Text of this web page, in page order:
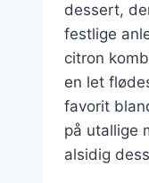
dessert,
festlige
citron
en let
favorit
på utallige
alsidig